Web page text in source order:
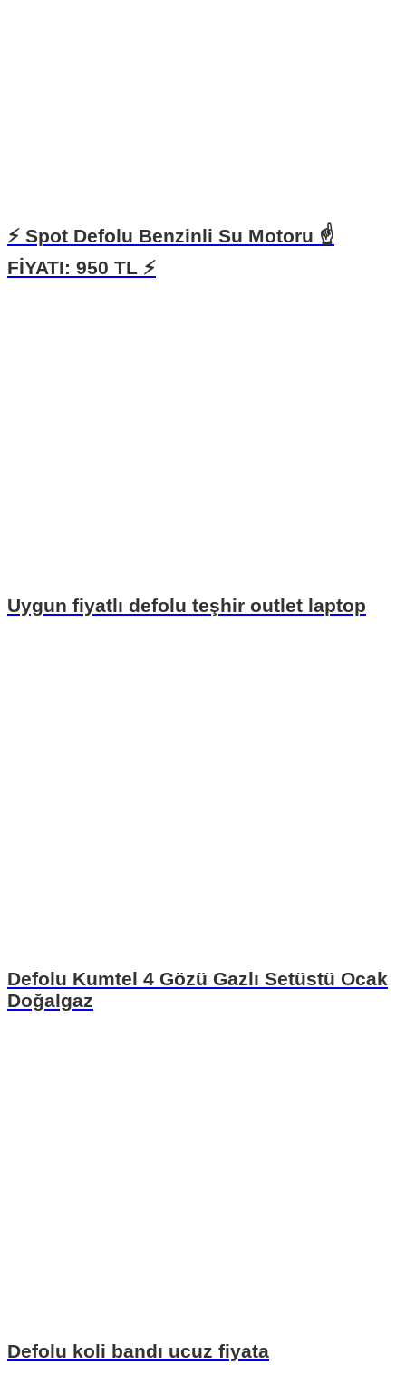
⚡️ Spot Defolu Benzinli Su Motoru ☝
FİYATI: 950 TL ⚡️
Uygun fiyatlı defolu teşhir outlet laptop
Defolu Kumtel 4 Gözü Gazlı Setüstü Ocak
Doğalgaz
Defolu koli bandı ucuz fiyata